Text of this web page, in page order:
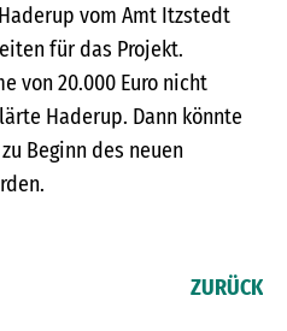
vom Amt Itzstedt
für das Projekt.
von 20.000 Euro nicht
Haderup. Dann könnte
Beginn des neuen
ZURÜCK